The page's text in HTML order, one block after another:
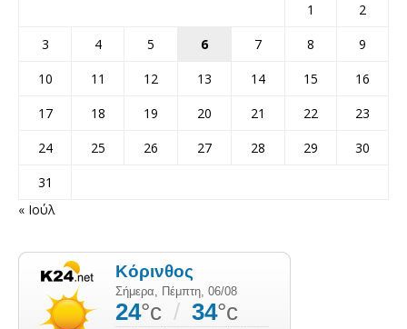
1
2
3
4 5 6 7 8
9
10
11 12 13 14 15
16
17
18 19 20 21 22
23
24
25 26 27 28 29
30
31
« Ιούλ